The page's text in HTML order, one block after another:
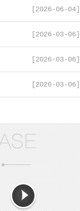
[2026-06-04]
[2026-03-06]
[2026-03-06]
[2026-03-06]